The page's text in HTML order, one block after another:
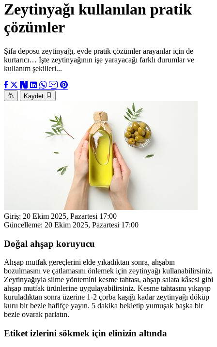
Zeytinyağı kullanılan pratik
çözümler
Şifa deposu zeytinyağı, evde pratik çözümler arayanlar için de
kurtarıcı… İşte zeytinyağının işe yarayacağı farklı durumlar ve
kullanım şekilleri...
Kaydet
Giriş: 20 Ekim 2025, Pazartesi 17:00
Güncelleme: 20 Ekim 2025, Pazartesi 17:00
Doğal ahşap koruyucu
Ahşap mutfak gereçlerini elde yıkadıktan sonra, ahşabın
bozulmasını ve çatlamasını önlemek için zeytinyağı kullanabilirsiniz.
Zeytinyağıyla silme yöntemini kesme tahtası, ahşap salata kâsesi gibi
ahşap mutfak ürünlerine uygulayabilirsiniz. Kesme tahtasını yıkayıp
kuruladıktan sonra üzerine 1-2 çorba kaşığı kadar zeytinyağı döküp
kuru bir bezle hafifçe yayın. 5 dakika bekletip yumuşak başka bir
bezle ovarak parlatın.
Etiket izlerini sökmek için elinizin altında